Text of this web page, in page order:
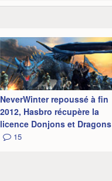
NeverWinter repoussé à fin
2012, Hasbro récupère la
licence Donjons et Dragons
15